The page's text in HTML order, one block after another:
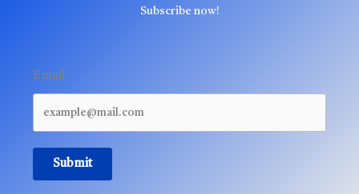
Subscribe now!
Email
Submit